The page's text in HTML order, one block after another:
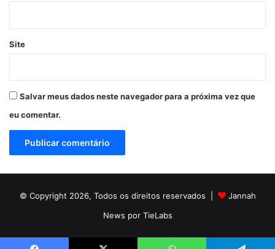
Site
Salvar meus dados neste navegador para a próxima vez que
eu comentar.
© Copyright 2026, Todos os direitos reservados |
Jannah
News por TieLabs